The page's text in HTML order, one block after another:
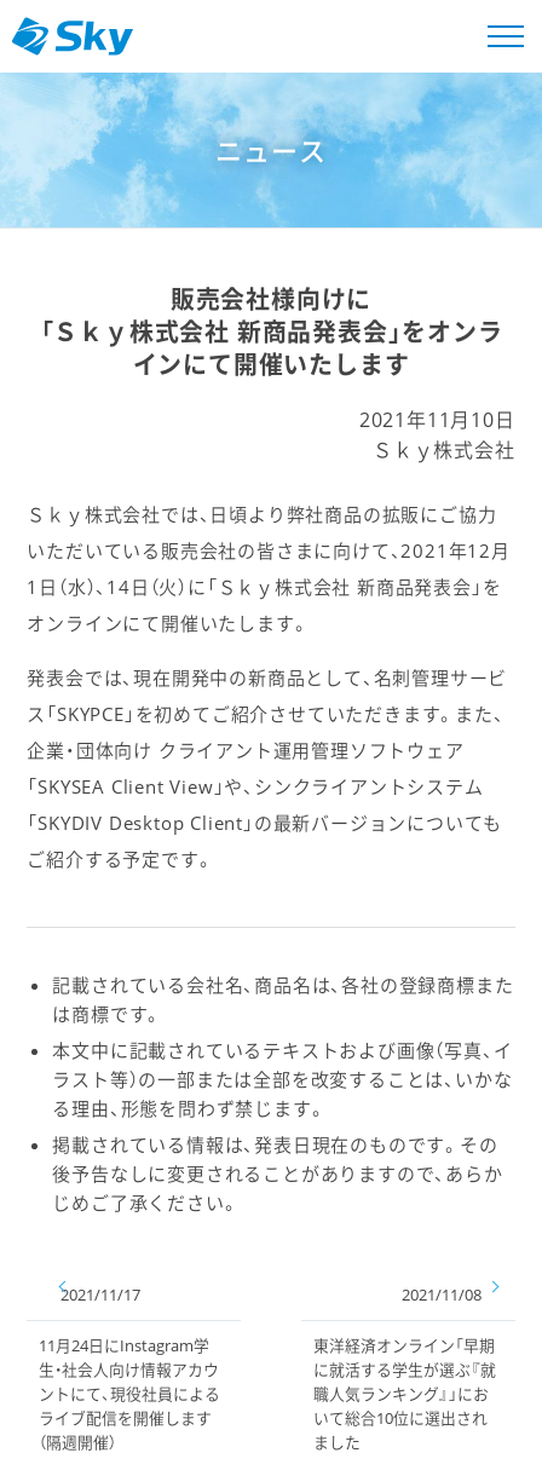
ニュース
販売会社様向けに
「Ｓｋｙ株式会社 新商品発表会」をオンラ
インにて開催いたします
2021年11月10日
Ｓｋｙ株式会社
Ｓｋｙ株式会社では、日頃より弊社商品の拡販にご協力
いただいている販売会社の皆さまに向けて、2021年12月
1日（水）、14日（火）に「Ｓｋｙ株式会社 新商品発表会」を
オンラインにて開催いたします。
発表会では、現在開発中の新商品として、名刺管理サービ
ス「SKYPCE」を初めてご紹介させていただきます。また、
企業・団体向け クライアント運用管理ソフトウェア
「SKYSEA Client View」や、シンクライアントシステム
「SKYDIV Desktop Client」の最新バージョンについても
ご紹介する予定です。
記載されている会社名、商品名は、各社の登録商標また
は商標です。
本文中に記載されているテキストおよび画像（写真、イ
ラスト等）の一部または全部を改変することは、いかな
る理由、形態を問わず禁じます。
掲載されている情報は、発表日現在のものです。その
後予告なしに変更されることがありますので、あらか
じめご了承ください。
2021/11/17
11月24日にInstagram学
生・社会人向け情報アカウ
ントにて、現役社員による
ライブ配信を開催します
（隔週開催）
2021/11/08
東洋経済オンライン「早期
に就活する学生が選ぶ『就
職人気ランキング』」にお
いて総合10位に選出され
ました